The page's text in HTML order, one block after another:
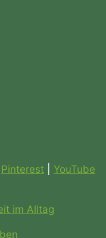
Pinterest
YouTube
im Alltag